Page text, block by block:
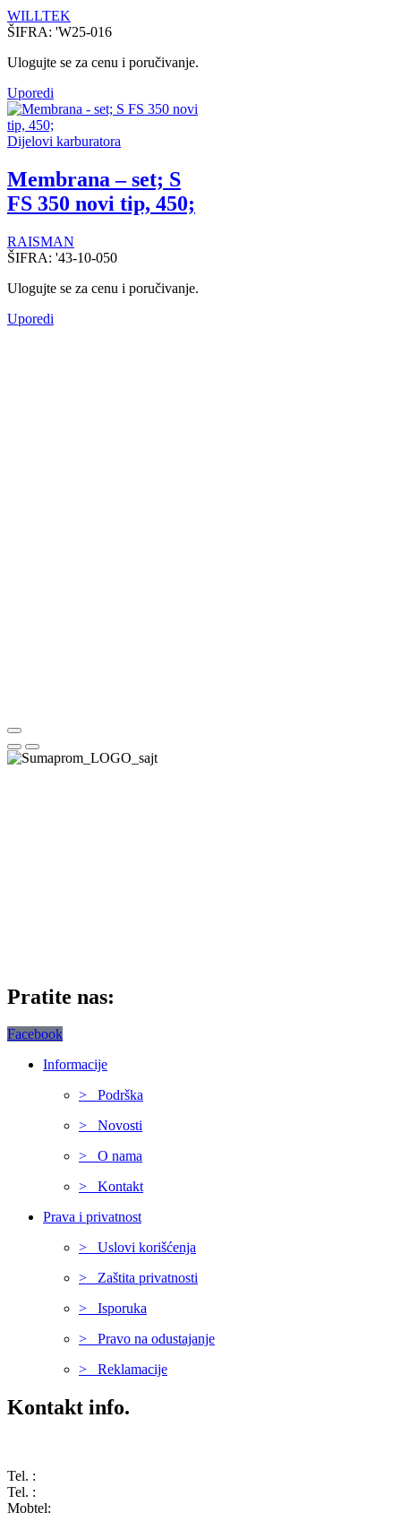
WILLTEK
ŠIFRA: 'W25-016
Ulogujte se za cenu i poručivanje.
Uporedi
Dijelovi karburatora
Membrana – set; S
FS 350 novi tip, 450;
RAISMAN
ŠIFRA: '43-10-050
Ulogujte se za cenu i poručivanje.
Uporedi
Pratite nas:
Facebook
Informacije
> Podrška
> Novosti
> O nama
> Kontakt
Prava i privatnost
> Uslovi korišćenja
> Zaštita privatnosti
> Isporuka
> Pravo na odustajanje
> Reklamacije
Kontakt info.
Tel. :
Tel. :
Mobtel: